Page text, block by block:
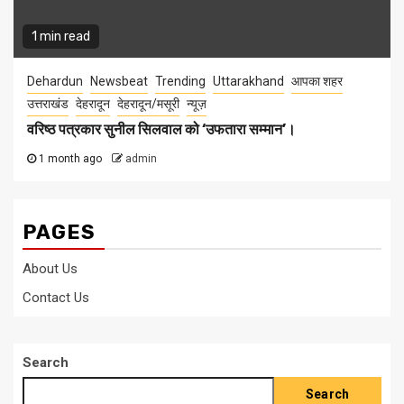
1 min read
Dehardun Newsbeat Trending Uttarakhand
आपका शहर
उत्तराखंड देहरादून देहरादून/मसूरी न्यूज़
वरिष्ठ पत्रकार सुनील सिलवाल को ‘उफतारा सम्मान’।
1 month ago admin
PAGES
About Us
Contact Us
Search
Search